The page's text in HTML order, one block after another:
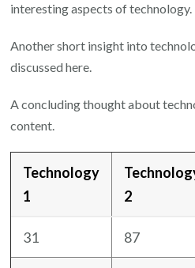
interesting aspects of technology.
Another short insight into
discussed here.
A concluding thought about
content.
Technology
1
2
31 87